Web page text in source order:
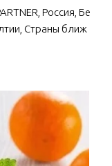
Россия, Бе
Страны ближ